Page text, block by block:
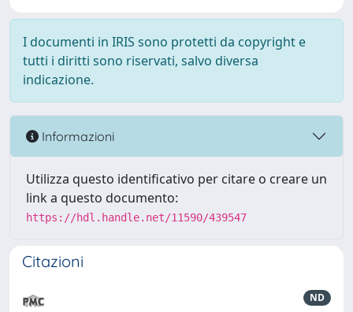
I documenti in IRIS sono protetti da copyright e
tutti i diritti sono riservati, salvo diversa
indicazione.
Informazioni
Utilizza questo identificativo per citare o creare un
link a questo documento:
https://hdl.handle.net/11590/439547
Citazioni
ND